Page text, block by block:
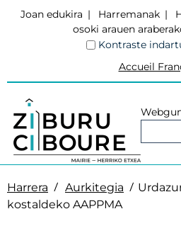
Joan edukira Harremanak
osoki arauen
Kontraste
Accueil
Harrera Aurkitegia
kostaldeko AAPPMA